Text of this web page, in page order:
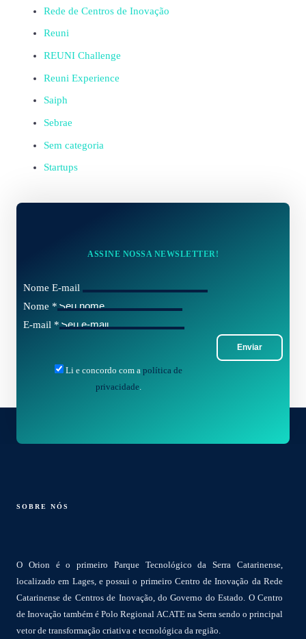
Rede de Centros de Inovação
Reuni
REUNI Challenge
Reuni Experience
Saiph
Sebrae
Sem categoria
Startups
ASSINE NOSSA NEWSLETTER!
Nome E-mail
Nome *
E-mail *
Enviar
Li e concordo com a política de
privacidade
SOBRE NÓS
O Orion é o primeiro Parque Tecnológico da Serra Catarinense,
localizado em Lages, e possui o primeiro Centro de Inovação da Rede
Catarinense de Centros de Inovação, do Governo do Estado. O Centro
de Inovação também é Polo Regional ACATE na Serra sendo o principal
vetor de transformação criativa e tecnológica da região.